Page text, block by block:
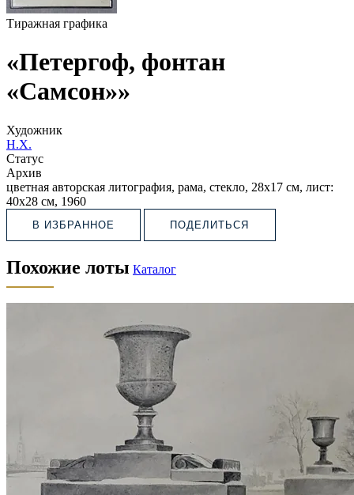
Тиражная графика
«Петергоф, фонтан
«Самсон»»
Художник
Н.Х.
Статус
Архив
цветная авторская литография, рама, стекло, 28х17 см, лист:
40х28 см, 1960
В ИЗБРАННОЕ ПОДЕЛИТЬСЯ
Похожие лоты Каталог